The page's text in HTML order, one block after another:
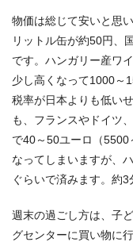
物価は総じて安いと思
リットル缶が約50円、
です。ハンガリー産ワ
少し高くなって1000～
税率が日本よりも低い
も、フランスやドイツ
で40～50ユーロ（
なってしまいますが、
ぐらいで済みます。約3
週末の過ごし方は、子
グセンターに買い物に